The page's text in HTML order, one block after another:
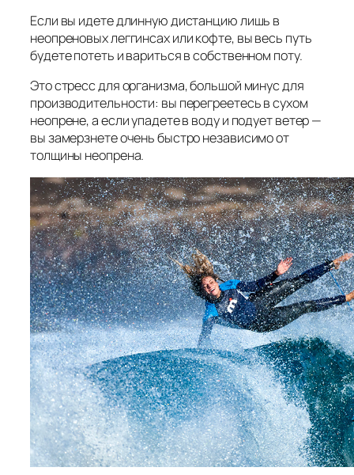
Если вы идете длинную дистанцию лишь в
неопреновых леггинсах или кофте, вы весь путь
будете потеть и вариться в собственном поту.
Это стресс для организма, большой минус для
производительности: вы перегреетесь в сухом
неопрене, а если упадете в воду и подует ветер —
вы замерзнете очень быстро независимо от
толщины неопрена.